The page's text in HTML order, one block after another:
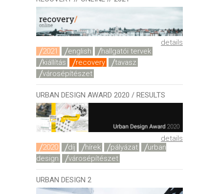
details
2021
english
hallgatói tervek
kiállítás
recovery
tavasz
városépítészet
URBAN DESIGN AWARD 2020 / RESULTS
details
2020
díj hírek pályázat
urban
design
városépítészet
URBAN DESIGN 2